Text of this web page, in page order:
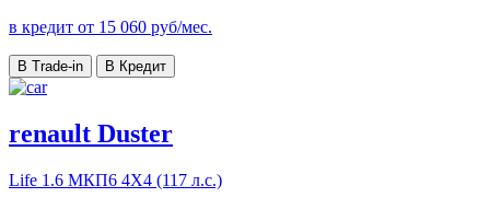
в кредит от 15 060 руб/мес.
В Trade-in В Кредит
renault Duster
Life 1.6 МКП6 4Х4 (117 л.с.)